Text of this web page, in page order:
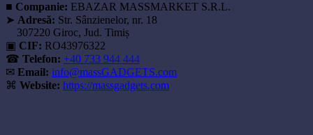
■ Companie: EBAZAR MASSMARKET S.R.L.
➤ Adresă: Str. Sânzienelor, nr. 18
307220 Giroc, Jud. Timiș
▣ CIF: RO43976322
☎ Telefon: +40 733 944 444
✉ Email: info@massGADGETS.com
⌘ Website: https://massgadgets.com